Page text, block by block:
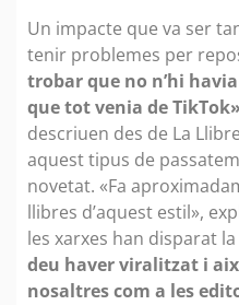
Un impacte que va ser
tenir problemes per
trobar que no n’hi
que tot venia de TikTok»
descriuen des de La
aquest tipus de
novetat. «Fa
llibres d’aquest estil»,
les xarxes han disparat
deu haver viralitzat i
nosaltres com a les